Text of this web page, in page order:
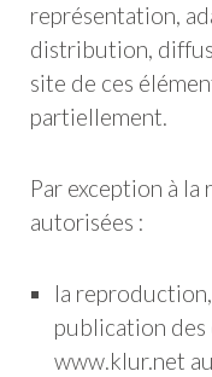
représentation,
distribution,
site de ces
partiellement.
Par exception à la
autorisées :
la
publication
www.klur.net